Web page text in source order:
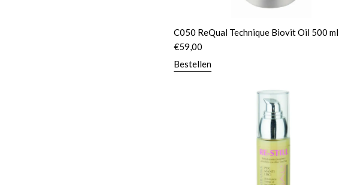
C050 ReQual Technique Biovit Oil 500 ml
€59,00
Bestellen